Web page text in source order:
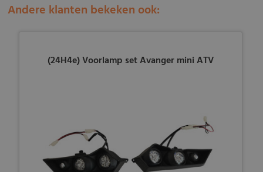
Andere klanten bekeken ook:
(24H4e) Voorlamp set Avanger mini ATV